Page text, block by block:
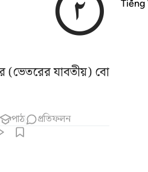
(ভেতরের যাবতীয়) বোঝা
পাঠ প্রতিফলন